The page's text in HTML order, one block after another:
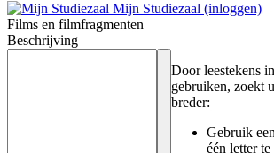
Mijn Studiezaal (inloggen)
Films en filmfragmenten
Beschrijving
Door leestekens
gebruiken, zoekt
breder:
Gebruik
één letter